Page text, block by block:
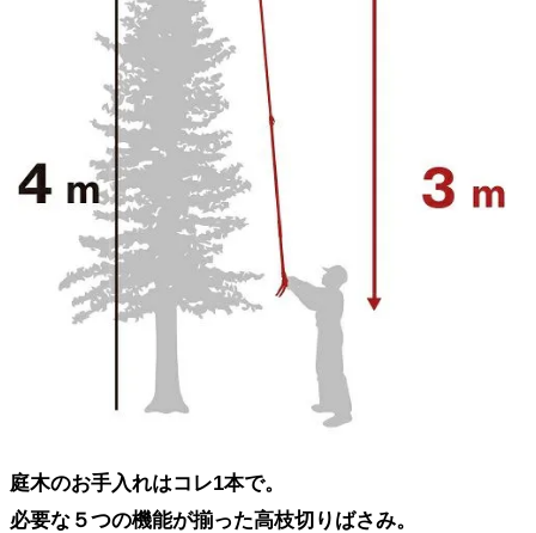
庭木のお手入れはコレ1本で。
必要な５つの機能が揃った高枝切りばさみ。